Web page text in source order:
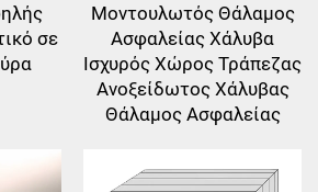
σε
Μοντουλωτός Θάλαμος
Ασφαλείας Χάλυβα
Ισχυρός Χώρος Τράπεζας
Ανοξείδωτος Χάλυβας
Θάλαμος Ασφαλείας